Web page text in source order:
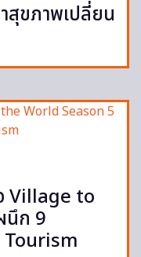
สุขภาพเปลี่ยน
Village to
นึก 9
Tourism